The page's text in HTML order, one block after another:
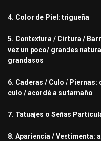
4. Color de Piel: trigueña
5. Contextura / Cintura /
vez un poco/ grandes
grandasos
6. Caderas / Culo /
culo / acordé a su tamaño
7. Tatuajes o Señas
8. Apariencia / Vestimenta: